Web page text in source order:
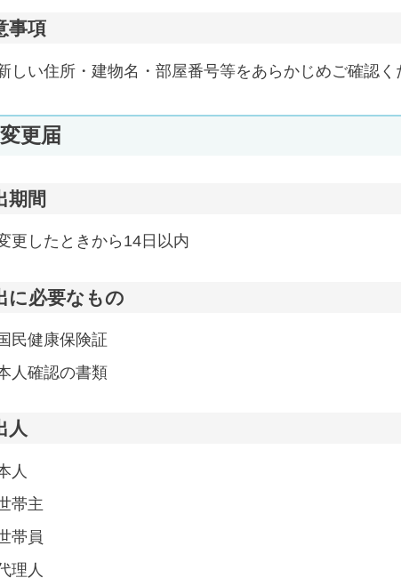
事項
しい住所・建物名・部屋番号等をあらかじめご確認く
更届
期間
更したときから14日以内
に必要なもの
民健康保険証
人確認の書類
人
人
帯主
帯員
理人